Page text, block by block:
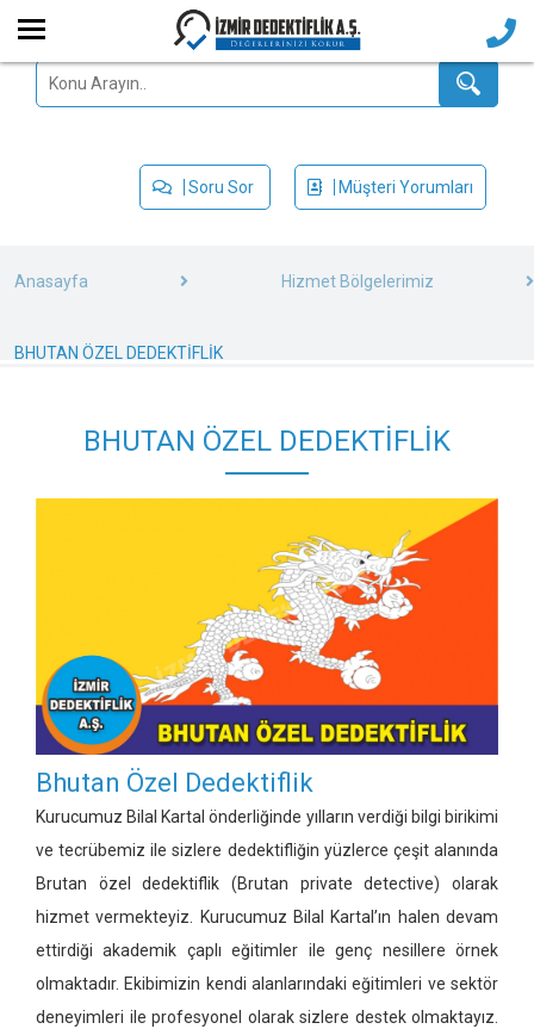
Soru Sor Müşteri Yorumları
Anasayfa Hizmet Bölgelerimiz
BHUTAN ÖZEL DEDEKTİFLİK
BHUTAN ÖZEL DEDEKTİFLİK
Bhutan Özel Dedektiflik
Kurucumuz Bilal Kartal önderliğinde yılların verdiği bilgi birikimi
ve tecrübemiz ile sizlere dedektifliğin yüzlerce çeşit alanında
Brutan özel dedektiflik (Brutan private detective) olarak
hizmet vermekteyiz. Kurucumuz Bilal Kartal’ın halen devam
ettirdiği akademik çaplı eğitimler ile genç nesillere örnek
olmaktadır. Ekibimizin kendi alanlarındaki eğitimleri ve sektör
deneyimleri ile profesyonel olarak sizlere destek olmaktayız.